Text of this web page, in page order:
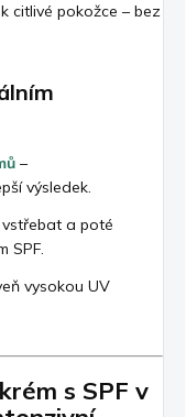
citlivé pokožce – bez
–
výsledek.
a poté
SPF.
vysokou UV
s SPF v